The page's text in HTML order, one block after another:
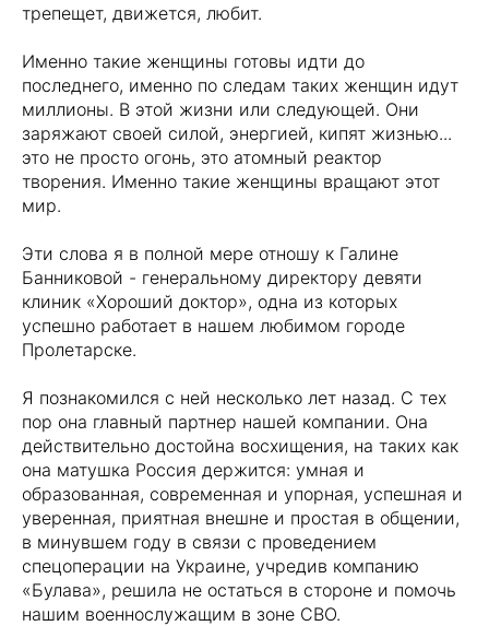
трепещет, движется, любит.
Именно такие женщины готовы идти до
последнего, именно по следам таких женщин идут
миллионы. В этой жизни или следующей. Они
заряжают своей силой, энергией, кипят жизнью...
это не просто огонь, это атомный реактор
творения. Именно такие женщины вращают этот
мир.
Эти слова я в полной мере отношу к Галине
Банниковой - генеральному директору девяти
клиник «Хороший доктор», одна из которых
успешно работает в нашем любимом городе
Пролетарске.
Я познакомился с ней несколько лет назад. С тех
пор она главный партнер нашей компании. Она
действительно достойна восхищения, на таких как
она матушка Россия держится: умная и
образованная, современная и упорная, успешная и
уверенная, приятная внешне и простая в общении,
в минувшем году в связи с проведением
спецоперации на Украине, учредив компанию
«Булава», решила не остаться в стороне и помочь
нашим военнослужащим в зоне СВО.